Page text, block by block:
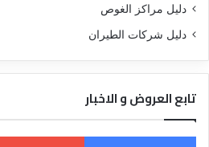
دليل مراكز الغوص
دليل شركات الطيران
تابع العروض و الاخبار